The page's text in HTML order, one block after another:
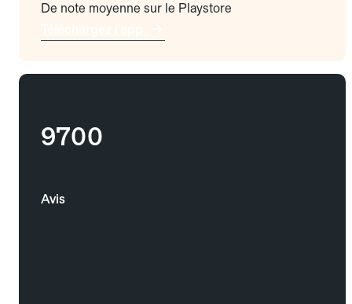
De note moyenne sur le Playstore
9700
Avis